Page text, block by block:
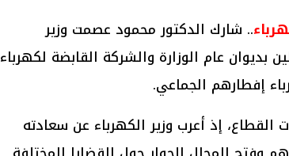
.. شارك الدكتور محمود عصمت وزير
بديوان عام الوزارة والشركة القابضة لكهرباء
إفطارهم الجماعي.
القطاع، إذ أعرب وزير الكهرباء عن سعادته